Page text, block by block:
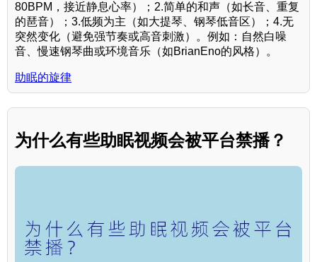
80BPM，接近静息心率）；2.简单的和声（如长音、重复
的琶音）；3.低频为主（如大提琴、钢琴低音区）；4.无
突然变化（避免强节奏或高音刺激）。例如：自然白噪
音、慢速钢琴曲或环境音乐（如BrianEno的风格）。
助眠的旋律
为什么有些助眠视频会被平台禁播？